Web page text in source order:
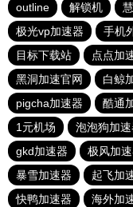
outline
解锁机
极光vp加速器
手机
目标下载站
点点加
黑洞加速官网
白鲸
pigcha加速器
酷通
1元机场
泡泡狗加速
gkd加速器
极风加
暴雪加速器
起飞加
快鸭加速器
海外加